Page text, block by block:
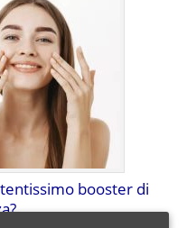
booster di